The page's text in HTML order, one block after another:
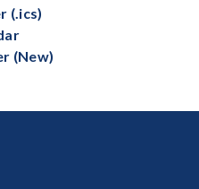
(.ics)
(New)